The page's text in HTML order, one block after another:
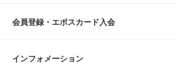
会員登録・エポスカード入会
インフォメーション